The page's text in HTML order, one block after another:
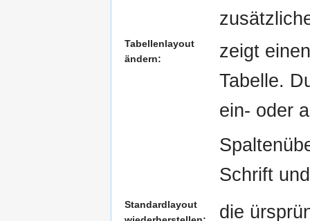
Tabellenlayout
ändern:
zeigt
Tabelle.
ein- oder
Schrift
Standardlayout
die